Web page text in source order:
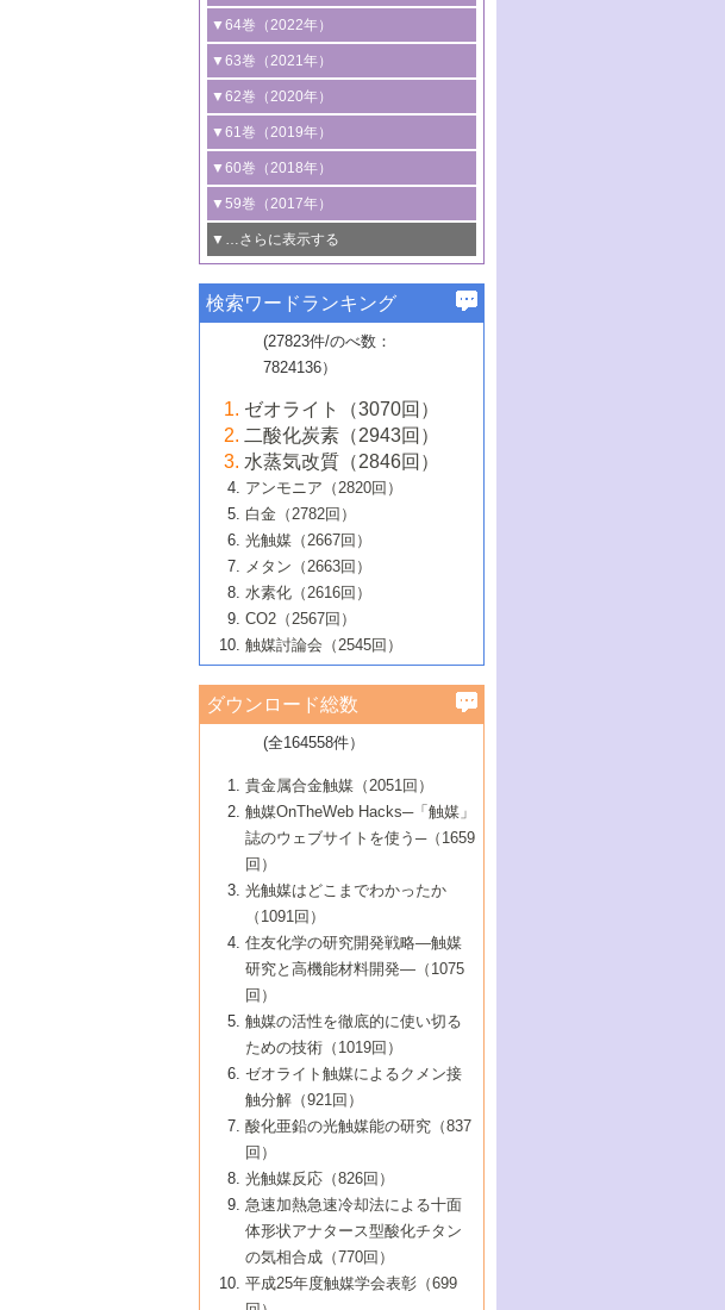
3号 有機分子変換やCO 資源化のための
光触媒に関する最近の研究
B号 第137回触媒討論会（2026年）
2号 水素製造のための水分解技術に関す
る最近の研究
3号 オレフィン系樹脂の精密合成に関す
る最新技術
4号 アルコール類の効率的変換を実現す
る非貴金属触媒の研究動向
5号 ゼオライトの合成と応用における研
究動向
6号 ヘテロ接合界面
B号 第135回触媒討論会（2025年）
2号 規制反応場を活用した固体触媒研究
の新展開
3号 未踏分子変換を目指した酸化触媒プ
ロセスの最前線
4号 シンクロトロン放射光および中性子
線を利用した触媒解析技術の最先端
5号 単原子触媒
6号 参照触媒委員会からのお知らせ
B号 第133回触媒討論会（2023年）
1号 炭素が関わる触媒機能
2号 プラスチックケミカルリサイクルの
ための触媒技術
3号 非酸化物系金属化合物を基盤とした
触媒材料の開発
4号 格子酸素・格子酸素欠陥を利用した
触媒反応
5号 生体触媒によるエネルギー変換反応
6号 窒素とリンの循環のための触媒・機
能性材料
▼64巻（2022年）
1号 合成ガス製造とCOを用いるケミカル
ズ合成の最新動向
2号 化学品合成のための合金触媒開発
3号 CO の排出削減および有効活用のた
めの触媒技術
4号 若手による情報発信企画～とびたて
若き触媒の研究者たち～（1）
若き触媒の研究者たち～（2）
6号 石油のノーブル・ユースを志向した
触媒技術
大学：オンライン・対面開催）
▼63巻（2021年）
1号 金触媒の新展開
2号 ペロブスカイト
3号 特殊反応場を利用した触媒的分子変
換反応
4号 多孔質材料を用いた触媒の新展開
5号 情報学的手法を用いた触媒開発
6号 カーボンニュートラルに向けた電解
技術
B号 第127回触媒討論会（2021年・オン
ライン開催(Zoom)のみ）
▼62巻（2020年）
1号 触媒設計を拓く欠陥構造のキャラク
タリゼーション
2号 機能化学品製造に資するクリーンな
触媒的酸化反応
3号 水処理のための触媒化学
4号 光触媒を用いた水分解の最新の研究
動向
5号 次世代の触媒プロセスを支えるマイ
6号 メタン転換技術の最新動向
B号 第125回触媒討論会（2020年・工学
院大学）
▼61巻（2019年）
1号 物質移動制御に着目した触媒プロセ
ス開発
2号 CO2 フリー水素サプライチェーンに
関わる触媒開発動向
3号 精密高分子合成に関する最近の研究
動向
4号 バイオマス化成品製造のための触媒
5号 固体触媒による含窒素有機化合物変
換の最前線
6号 貴金属使用量低減に向けた自動車排
ガス浄化触媒の開発
B号 第123回触媒討論会（2019年・大阪
▼60巻（2018年）
1号 固体酸触媒の最新の研究動向
2号 二酸化炭素からの有用化学品合成
3号 ナノ粒子・クラスター触媒の最前線
4号 60周年記念企画
5号 進化するゼオライト合成技術
6号 非貴金属系触媒における電気化学的
B号 第121回触媒討論会（2018年・東京
大学）
▼59巻（2017年）
1号 いたるところに，触媒
最先端技術
3号 無機分離膜材料の開発と触媒反応プ
ロセスへの適用
5号 水素のふるまいを解き明かす最先端
研究
6号 低級アルカンの有効利用のための触
媒技術
B号 第119回触媒討論会（2017年・首都
大学東京）
▼…さらに表示する
1号 ユニークな構造の高分子を生み出す触
2号 リグニンからの化成品製造に向けた触
媒技術
3号 触媒研究の最先端～とびたて若き研究
者たち～（1）
4号 触媒研究の最先端～とびたて若き研究
者たち～（2）
5号 触媒研究の最先端～とびたて若き研究
者たち～（3）
6号 イオニクス材料と燃料電池・電解合成
の最新の研究動向
B号 第117回触媒討論会（2016年・大阪府
立大学）
▼57巻（2015年）
1号 水素キャリアにかかわる触媒技術の新
2号 石油精製用触媒の最近の進展
3号 固体酸化物形燃料電池（SOFC）におけ
るアノード触媒上での燃料直接改質技術
4号 コアシェル構造の制御による触媒機能
5号 工業触媒およびその周辺技術の最近の
進歩
6号 ナノシート
B号 第115回触媒討論会（2015年・成蹊大
▼56巻（2014年）
2号 光触媒反応機構に関する最新の研究動
向
開発動向
4号 人工光合成に向けた近年のアプローチ
5号 未利用熱エネルギーの有効活用に貢献
する触媒技術
6号 ポリオキソメタレート
B号 第113回触媒討論会（2014年・ロワジ
ールホテル豊橋）
1号 高耐久性燃料電池システム用触媒にお
ける新展開
2号 リビングラジカル重合の最近の動向
3号 天然ガスの化学工業的展開に関する触
媒技術
4号 貴金属触媒の精密構造制御とその活用
5号 バイオマス化成品製造のための固体触
6号 ナノ空間─吸着状態解析から新機能開拓
B号 第111回触媒討論会（2013年・関西大
▼54巻（2012年）
1号 規則性多孔体の利用技術における最近
の進歩
2号 第109回触媒討論会
3号 貴金属低減技術の最新動向
4号 貴金属代替技術の最新動向
5号 光触媒による物質変換反応の新展開
6号 グラフェン
7号 水素を利用する化成品合成の新潮流
▼53巻（2011年）
1号 金属学から見る合金触媒の新展開
2号 第107回触媒討論会
3号 触媒のその場観察法の進歩（１）
4号 触媒のその場観察法の進歩（２）
5号 不活性結合の触媒的活性化による有機
合成
6号 新しい固体酸触媒技術
7号 ゼオライト合成における最近の進歩
▼52巻（2010年）
1号 触媒の劣化対策と長寿命触媒開発
2号 第105回触媒討論会
3号 ナノ構造が拓く新機能
4号 活性サイトおよびその環境の精密な設
計による触媒の高機能化
5号 触媒を有効に使うための技術
7号 有機分子触媒による精密有機合成
8号 高機能化ポリオレフィンに向けた重合
触媒の最近の進展
1号 炭素材料－熱い注目を集める材料－
2号 第103回触媒討論会
3号 環境浄化用光触媒の現状と課題
4号 水素社会の実現に向けた水素製造・貯
蔵技術の進歩
5号 CO2が関わる触媒・材料
7号 持続可能社会実現のための触媒および
触媒関連技術
▼50巻（2008年）
1号 触媒化学と学会のこの10年，半世紀，
そして未来
2号 第101回触媒討論会
4号 錯体を利用したユニークな表面構造の
構築と機能
5号 若手会員による触媒研究の未来展望1：
企業編
6号 第102回触媒討論会
7号 触媒・化学反応における計算化学の進
8号 若手研究者による触媒研究の未来展望
2：大学・研究所編
▼49巻（2007年）
1号 含フッ素化合物の合成と触媒
2号 第99回触媒討論会
3号 実用的ファインケミカル合成プロセス
を実現する触媒
5号 こんな物質，あんな物質―新たな触媒
の可能性―
7号 『結晶の化学』を活かした触媒研究
8号 イオン液体の応用
▼48巻（2006年）
1号 固体酸触媒の最近の進歩
2号 第97回触媒討論会
3号 リビング重合触媒の最近の展開
5号 水素製造・貯蔵のための触媒技術の新
しい展開
6号 第98回触媒討論会
7号 基礎化学品製造の触媒技術
8号 多機能型リアクター
1号 最近の触媒担体とその効果
2号 第95回触媒討論会
4号 水分解用光触媒材料
5号 時間分解分光の進歩と応用
6号 第96回触媒討論会
8号 超臨界流体を用いた化学プロセスの新
▼46巻（2004年）
1号 部分酸化反応触媒の最前線
2号 第93回触媒討論会
3号 特殊エネルギー場の触媒反応
4号 生体内における金属の触媒作用
5号 ファインケミカルズの展開に寄与する
6号 第94回触媒討論会
7号 サブナノレベルでみた新しい表面現象
8号 オレフィン重合触媒の新たな展
▼45巻（2003年）
1号 なぜこの触媒が良いのか？
2号 第91回触媒討論会
3号 最近の自動車排ガス処理技術
4号 触媒研究の現状と将来─第90回触媒討論
5号 基礎化学品製造の触媒技術
6号 第92回触媒討論会
7号 基礎化学品製造の触媒技術
8号 資源の循環と触媒技術
▼44巻（2002年）
1号 高次制御された触媒の化学
2号 第89回触媒討論会
3号 触媒を利用した電気化学の新展開
4号 ナノ材料の調製と機能化
5号 こんな触媒が欲しい
6号 第90回触媒討論会
7号 触媒研究と学術雑誌/情報
8号 若い世代からみた触媒化学の現状と未
▼43巻（2001年）
1号 グリーンケミストリーと触媒
2号 第87回触媒討論会特集号
3号 生体触媒とバイオプロセス
4号 水素製造・利用の触媒化学
5号 触媒研究における新しい切り口：コン
ビナトリアルケミストリー
6号 第88回触媒討論会特集号
7号 企業における触媒研究のブレークスル
8号 この材料を触媒として使ってみません
▼42巻（2000年）
1号 触媒反応工学の明日を拓く
2号 第85回触媒討論会
3号 反応ダイナミクス
5号 触媒のおもしろさをどのように伝える
6号 第86回触媒討論会
7号 水素化精製触媒の新しい展開
8号 新しい反応性と機能性を目指した金属
クラスタ-化学
▼41巻（1999年）
1号 孔、穴、あな?-特異な空間とその利用-
2号 第83回触媒討論会
3号 均一系触媒反応最前線
4号 実用炭素材料の新展開
5号 研究の方法論を考える
7号 機能性金属材料と触媒
8号 触媒研究へのNMRの応用と展望
▼40巻（1998年）
進展と21世紀への提言/創立40周年記念・触
媒学会この10年の歩みとこれから/創立40周
2号 第81回触媒討論会
3号 計算機触媒化学へのさそい
4号 触媒劣化の制御と予測
5号 最新の実用プロセスと触媒
6号 第82回触媒討論会
7号 ナノ構造体の化学
8号 あの反応は今
1号 均一系と不均一系触媒反応-その特徴と
接点
2号 第79回触媒討論会
3号 最新NO除去触媒の実用化研究
4号 新しい反応場を目指した触媒調製
5号 反応・分離技術の新しい展開
6号 第80回触媒討論会
8号 AFMでみる世界
▼38巻（1996年）
1号 触媒の構造と触媒作用/C1化学を中心と
する21世紀への触媒
3号 オリンピックメダル:金・銀・銅はどん
な触媒作用を示すか
4号 触媒作用における機能の複合化
5号 未来を拓け！若手研究者
6号 第78回触媒討論会
7号 ダイナミックな領域への触媒研究の展
開/C1化学を中心とする21世紀への触媒
▼37巻（1995年）
1号 ファインケミカルズと固体触媒
2号 第75回触媒討論会
3号 希土類を利用した触媒
4号 触媒とリサイクル
5号 エネルギー変換触媒
6号 第76回触媒討論会
7号 表面吸着相の新しい展開
8号 マイクロポーラス・クリスタル触媒の
▼36巻（1994年）
1号 電気化学と触媒
2号 第73回触媒討論会
3号 C4化学の展開
4号 《通常号》
5号 《通常号》
6号 第74回触媒討論会
▼35巻（1993年）
1号 工業触媒開発マニュアル―探索から工
業化まで
2号 第71回触媒討論会
3号 研究開発のうらおもて―着想と展開
4号 触媒劣化と寿命の予測
5号 環境に優しい触媒
▼34巻（1992年）
1号 インパクトを与えたこの研究
2号 第69回触媒討論会
3号 ケミカルズ合成触媒―新しい展開と応
▼33巻（1991年）
1号 触媒プロセス開発マニュアル―探索か
ら工業化まで，知っておきたいこと PartII
2号 第67回触媒討論会
▼32巻（1990年）
1号 21世紀に向けて触媒研究の飛躍をめざ
す―触媒化学の裾野を広げよう
2号 第65回触媒討論会
▼31巻（1989年）
1号 情報科学と反応設計・材料設計
▼30巻（1988年）
検索ワードランキング
(27823件/のべ数：
7824136）
ゼオライト（3070回）
二酸化炭素（2943回）
水蒸気改質（2846回）
アンモニア（2820回）
白金（2782回）
光触媒（2667回）
メタン（2663回）
水素化（2616回）
CO2（2567回）
触媒討論会（2545回）
ダウンロード総数
(全164558件）
貴金属合金触媒（2051回）
触媒OnTheWeb Hacks─「触媒」
誌のウェブサイトを使う─（1659
回）
光触媒はどこまでわかったか
（1091回）
住友化学の研究開発戦略―触媒
研究と高機能材料開発―（1075
回）
触媒の活性を徹底的に使い切る
ための技術（1019回）
ゼオライト触媒によるクメン接
触分解（921回）
酸化亜鉛の光触媒能の研究（837
回）
光触媒反応（826回）
急速加熱急速冷却法による十面
体形状アナタース型酸化チタン
の気相合成（770回）
平成25年度触媒学会表彰（699